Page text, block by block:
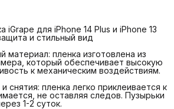
iGrape для iPhone 14 Plus и iPhone 13
и стильный вид
материал: пленка изготовлена из
который обеспечивает высокую
к механическим воздействиям.
снятия: пленка легко приклеивается к
не оставляя следов. Пузырьки
1-2 суток.